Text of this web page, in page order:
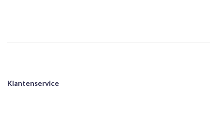
Klantenservice